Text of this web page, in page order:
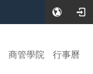
商管學院 行事曆